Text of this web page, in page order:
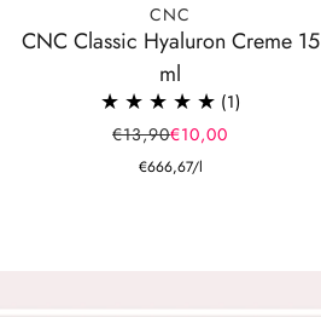
CNC
CNC Classic Hyaluron Creme 15
ml
1
€13,90€10,00
€666,67/l